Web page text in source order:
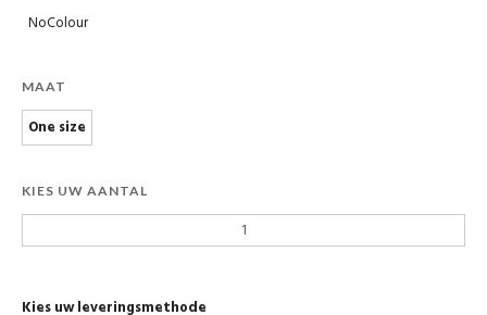
NoColour
MAAT
One size
KIES UW AANTAL
Kies uw leveringsmethode